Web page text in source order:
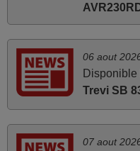
La telecommande
super.
06 aout
Trevi SB
07 aout